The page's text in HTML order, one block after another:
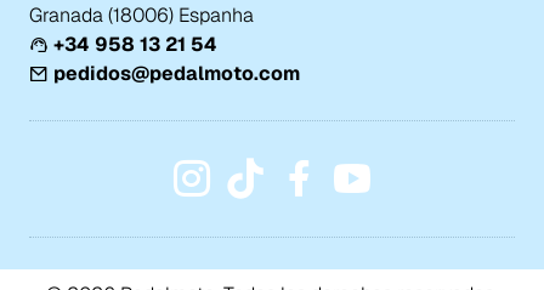
Granada (18006) Espanha
+34 958 13 21 54
pedidos@pedalmoto.com